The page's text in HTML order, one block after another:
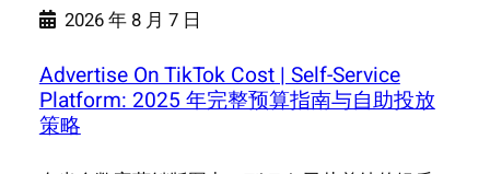
2026 年 8 月 7 日
Advertise On TikTok Cost | Self-Service
Platform: 2025 年完整预算指南与自助投放
策略